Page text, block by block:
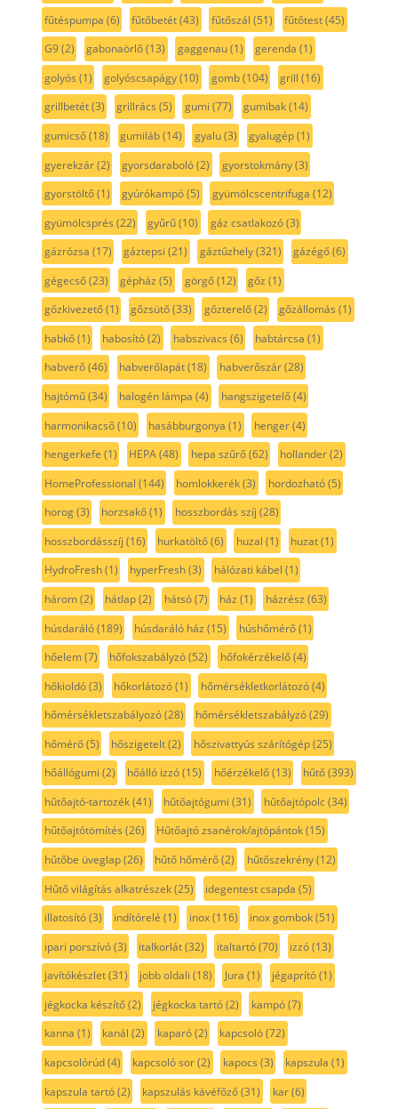
fűtéspumpa (6) fűtőbetét(43) fűtőszál (51) fűtőtest(45)
G9(2) gabonaörlő(13) gaggenau(1) gerenda (1)
golyós (1) golyóscsapágy(10) gomb(104) grill (16)
grillbetét(3) grillrács (5) gumi (77) gumibak(14)
gumicső(18) gumiláb(14) gyalu(3) gyalugép(1)
gyerekzár(2) gyorsdaraboló(2) gyorstokmány(3)
gyorstöltő(1) gyúrókampó(5) gyümölcscentrifuga (12)
gyümölcsprés (22) gyűrű(10) gáz csatlakozó(3)
gázrózsa (17) gáztepsi (21) gáztűzhely(321) gázégő(6)
gégecső(23) gépház (5) görgő(12) gőz (1)
gőzkivezető(1) gőzsütő(33) gőzterelő(2) gőzállomás (1)
habkő(1) habosító(2) habszivacs (6) habtárcsa (1)
habverő(46) habverőlapát(18) habverőszár(28)
hajtómű(34) halogén lámpa (4) hangszigetelő(4)
harmonikacső(10) hasábburgonya (1) henger(4)
hengerkefe (1) HEPA(48) hepa szűrő(62) hollander(2)
HomeProfessional (144) homlokkerék(3) hordozható(5)
horog(3) horzsakő(1) hosszbordás szíj (28)
hosszbordásszíj (16) hurkatöltő(6) huzal (1) huzat(1)
HydroFresh(1) hyperFresh(3) hálózati kábel (1)
három(2) hátlap(2) hátsó(7) ház (1) házrész (63)
húsdaráló(189) húsdaráló ház (15) húshőmérő(1)
hőelem(7) hőfokszabályzó(52) hőfokérzékelő(4)
hőkioldó(3) hőkorlátozó(1) hőmérsékletkorlátozó(4)
hőmérsékletszabályozó(28) hőmérsékletszabályzó(29)
hőmérő(5) hőszigetelt(2) hőszivattyús szárítógép(25)
hőállógumi (2) hőálló izzó(15) hőérzékelő(13) hűtő(393)
hűtőajtó-tartozék(41) hűtőajtógumi (31) hűtőajtópolc(34)
hűtőajtótömítés (26) Hűtőajtó zsanérok/ajtópántok(15)
hűtőbe üveglap(26) hűtő hőmérő(2) hűtőszekrény(12)
Hűtő világítás alkatrészek(25) idegentest csapda (5)
illatosító(3) indítórelé (1) inox(116) inox gombok(51)
ipari porszívó(3) italkorlát(32) italtartó(70) izzó(13)
javítókészlet(31) jobb oldali (18) Jura (1) jégaprító(1)
jégkocka készítő(2) jégkocka tartó(2) kampó(7)
kanna (1) kanál (2) kaparó(2) kapcsoló(72)
kapcsolórúd(4) kapcsoló sor(2) kapocs (3) kapszula (1)
kapszula tartó(2) kapszulás kávéfőző(31) kar(6)